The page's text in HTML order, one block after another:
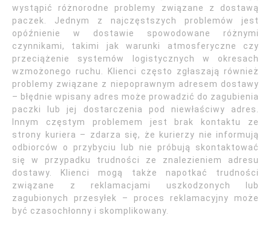
wystąpić różnorodne problemy związane z dostawą
paczek. Jednym z najczęstszych problemów jest
opóźnienie w dostawie spowodowane różnymi
czynnikami, takimi jak warunki atmosferyczne czy
przeciążenie systemów logistycznych w okresach
wzmożonego ruchu. Klienci często zgłaszają również
problemy związane z niepoprawnym adresem dostawy
– błędnie wpisany adres może prowadzić do zagubienia
paczki lub jej dostarczenia pod niewłaściwy adres.
Innym częstym problemem jest brak kontaktu ze
strony kuriera – zdarza się, że kurierzy nie informują
odbiorców o przybyciu lub nie próbują skontaktować
się w przypadku trudności ze znalezieniem adresu
dostawy. Klienci mogą także napotkać trudności
związane z reklamacjami uszkodzonych lub
zagubionych przesyłek – proces reklamacyjny może
być czasochłonny i skomplikowany.